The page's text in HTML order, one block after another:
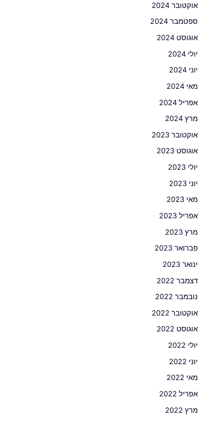
אוקטובר 2024
ספטמבר 2024
אוגוסט 2024
יולי 2024
יוני 2024
מאי 2024
אפריל 2024
מרץ 2024
אוקטובר 2023
אוגוסט 2023
יולי 2023
יוני 2023
מאי 2023
אפריל 2023
מרץ 2023
פברואר 2023
ינואר 2023
דצמבר 2022
נובמבר 2022
אוקטובר 2022
אוגוסט 2022
יולי 2022
יוני 2022
מאי 2022
אפריל 2022
מרץ 2022